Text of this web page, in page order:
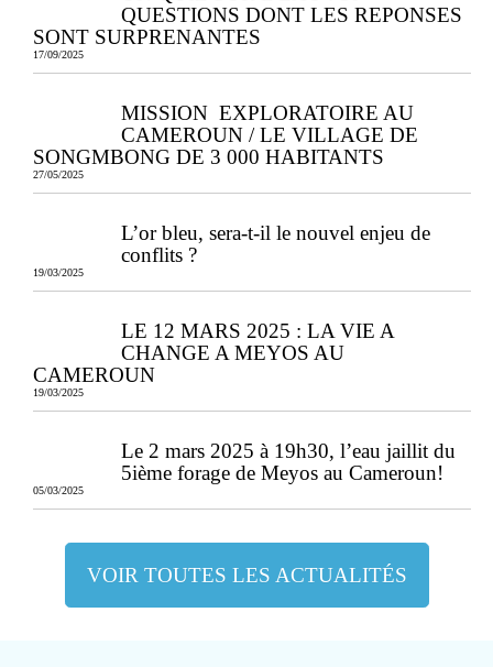
QUESTIONS DONT LES REPONSES
SONT SURPRENANTES
17/09/2025
MISSION EXPLORATOIRE AU
CAMEROUN / LE VILLAGE DE
SONGMBONG DE 3 000 HABITANTS
27/05/2025
L’or bleu, sera-t-il le nouvel enjeu de
conflits ?
19/03/2025
LE 12 MARS 2025 : LA VIE A
CHANGE A MEYOS AU
CAMEROUN
19/03/2025
Le 2 mars 2025 à 19h30, l’eau jaillit du
5ième forage de Meyos au Cameroun!
05/03/2025
VOIR TOUTES LES ACTUALITÉS